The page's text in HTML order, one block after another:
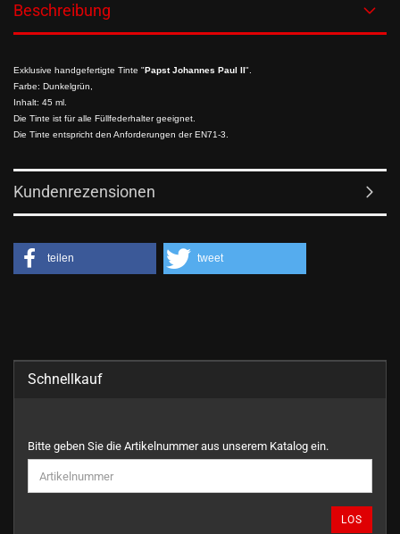
Beschreibung
Exklusive handgefertigte Tinte "Papst Johannes Paul II".
Farbe: Dunkelgrün,
Inhalt: 45 ml.
Die Tinte ist für alle Füllfederhalter geeignet.
Die Tinte entspricht den Anforderungen der EN71-3.
Kundenrezensionen
teilen tweet
Schnellkauf
BITTE
GEBEN
SIE
DIE
Bitte geben Sie die Artikelnummer aus unserem Katalog ein.
LOS